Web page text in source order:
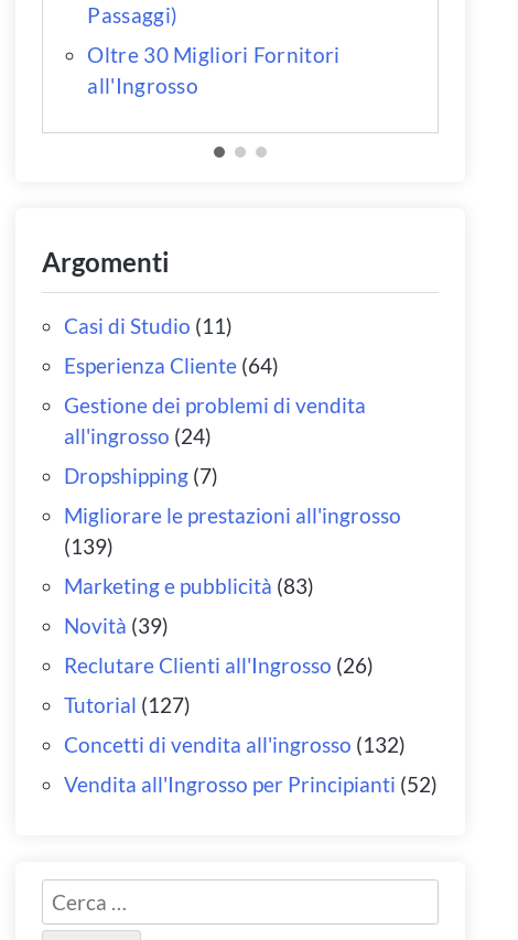
Passaggi)
Oltre 30 Migliori Fornitori
all'Ingrosso
Argomenti
Casi di Studio (11)
Esperienza Cliente (64)
Gestione dei problemi di vendita
all'ingrosso (24)
Dropshipping (7)
Migliorare le prestazioni all'ingrosso
(139)
Marketing e pubblicità (83)
Novità (39)
Reclutare Clienti all'Ingrosso (26)
Tutorial (127)
Concetti di vendita all'ingrosso (132)
Vendita all'Ingrosso per Principianti (52)